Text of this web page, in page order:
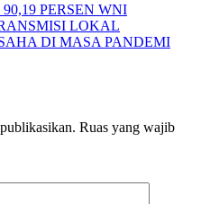
PERSEN WNI
LOKAL
DI MASA PANDEMI
Ruas yang wajib